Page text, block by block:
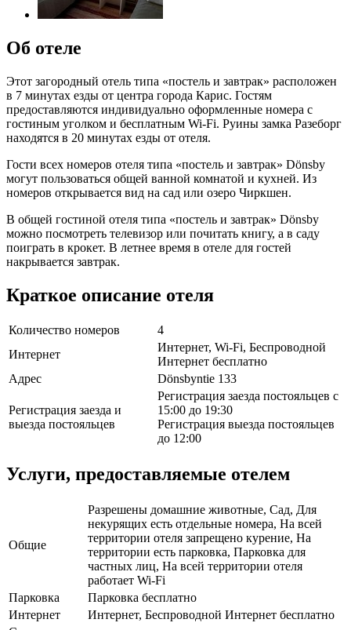
Об отеле
Этот загородный отель типа «постель и завтрак» расположен
в 7 минутах езды от центра города Карис. Гостям
предоставляются индивидуально оформленные номера с
гостиным уголком и бесплатным Wi-Fi. Руины замка Разеборг
находятся в 20 минутах езды от отеля.
Гости всех номеров отеля типа «постель и завтрак» Dönsby
могут пользоваться общей ванной комнатой и кухней. Из
номеров открывается вид на сад или озеро Чиркшен.
В общей гостиной отеля типа «постель и завтрак» Dönsby
можно посмотреть телевизор или почитать книгу, а в саду
поиграть в крокет. В летнее время в отеле для гостей
накрывается завтрак.
Краткое описание отеля
Количество номеров
4
Интернет
Интернет, Wi-Fi, Беспроводной
Интернет бесплатно
Адрес
Dönsbyntie 133
Регистрация заезда и
выезда постояльцев
Регистрация заезда постояльцев с
15:00 до 19:30
Регистрация выезда постояльцев
до 12:00
Услуги, предоставляемые отелем
Общие
Разрешены домашние животные, Сад, Для
некурящих есть отдельные номера, На всей
территории отеля запрещено курение, На
территории есть парковка, Парковка для
частных лиц, На всей территории отеля
работает Wi-Fi
Парковка
Парковка бесплатно
Интернет
Интернет, Беспроводной Интернет бесплатно